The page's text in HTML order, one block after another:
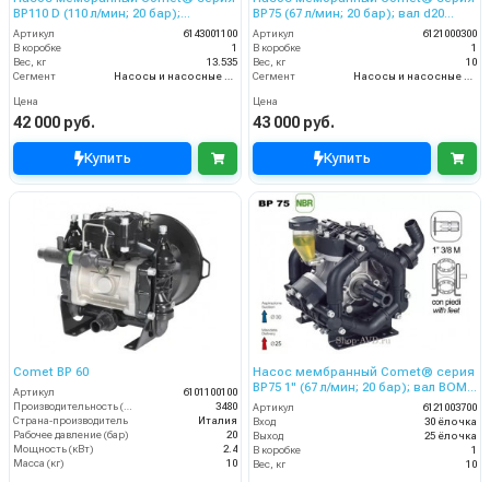
ВP110 D (110 л/мин; 20 бар);
гидрокомпенсатор; вал ВОМ 13/8
Артикул
6143001100
В коробке
1
Вес, кг
13.535
Сегмент
Цена
42 000 руб.
Купить
ВP75 (67 л/мин; 20 бар); вал d20
гладкий/шпонка - ВОМ 13/8
Артикул
6121000300
В коробке
1
Вес, кг
10
Сегмент
Цена
43 000 руб.
Купить
Comet BP 60
Артикул
6101100100
3480
Страна-производитель
Италия
Рабочее давление (бар)
20
Мощность (кВт)
2.4
Масса (кг)
10
Насос мембранный Comet® серия
BP75 1" (67 л/мин; 20 бар); вал ВОМ
1"3/8
Артикул
6121003700
Вход
30 ёлочка
Выход
25 ёлочка
В коробке
1
Вес, кг
10